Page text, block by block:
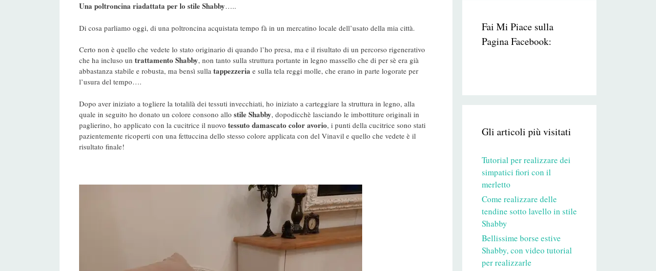
Una poltroncina riadattata per lo stile Shabby…..
Di cosa parliamo oggi, di una poltroncina acquistata tempo fà in un mercatino locale dell’usato della mia città.
Certo non è quello che vedete lo stato originario di quando l’ho presa, ma e il risultato di un percorso rigenerativo
che ha incluso un trattamento Shabby, non tanto sulla struttura portante in legno massello che di per sè era già
abbastanza stabile e robusta, ma bensì sulla tappezzeria e sulla tela reggi molle, che erano in parte logorate per
l’usura del tempo….
Dopo aver iniziato a togliere la totalilà dei tessuti invecchiati, ho iniziato a carteggiare la struttura in legno, alla
quale in seguito ho donato un colore consono allo stile Shabby, dopodicchè lasciando le imbottiture originali in
paglierino, ho applicato con la cucitrice il nuovo tessuto damascato color avorio, i punti della cucitrice sono stati
pazientemente ricoperti con una fettuccina dello stesso colore applicata con del Vinavil e quello che vedete è il
risultato finale!
Fai Mi Piace sulla
Pagina Facebook:
Gli articoli più visitati
Tutorial per realizzare dei
simpatici fiori con il
merletto
Come realizzare delle
tendine sotto lavello in stile
Shabby
Bellissime borse estive
Shabby, con video tutorial
per realizzarle